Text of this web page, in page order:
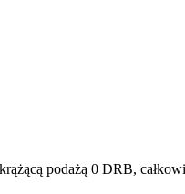
podażą 0 DRB,